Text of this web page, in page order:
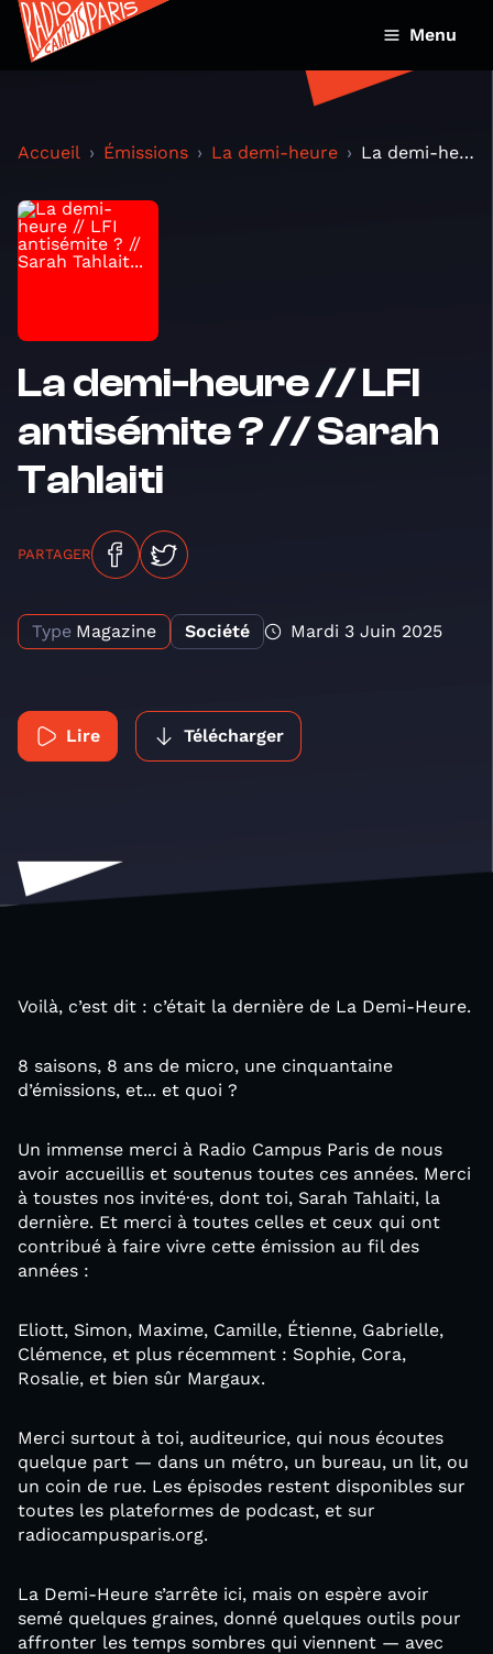
Menu
Accueil Émissions La demi-heure La demi-heure // LFI antisémite ? // Sarah Tahlait...
La demi-heure // LFI
antisémite ? // Sarah
Tahlaiti
PARTAGER
Type Magazine Société Mardi 3 Juin 2025
Lire Télécharger
Voilà, c’est dit : c’était la dernière de La Demi-Heure.
8 saisons, 8 ans de micro, une cinquantaine
d’émissions, et... et quoi ?
Un immense merci à Radio Campus Paris de nous
avoir accueillis et soutenus toutes ces années. Merci
à toustes nos invité·es, dont toi, Sarah Tahlaiti, la
dernière. Et merci à toutes celles et ceux qui ont
contribué à faire vivre cette émission au fil des
années :
Eliott, Simon, Maxime, Camille, Étienne, Gabrielle,
Clémence, et plus récemment : Sophie, Cora,
Rosalie, et bien sûr Margaux.
Merci surtout à toi, auditeurice, qui nous écoutes
quelque part — dans un métro, un bureau, un lit, ou
un coin de rue. Les épisodes restent disponibles sur
toutes les plateformes de podcast, et sur
radiocampusparis.org.
La Demi-Heure s’arrête ici, mais on espère avoir
semé quelques graines, donné quelques outils pour
affronter les temps sombres qui viennent — avec